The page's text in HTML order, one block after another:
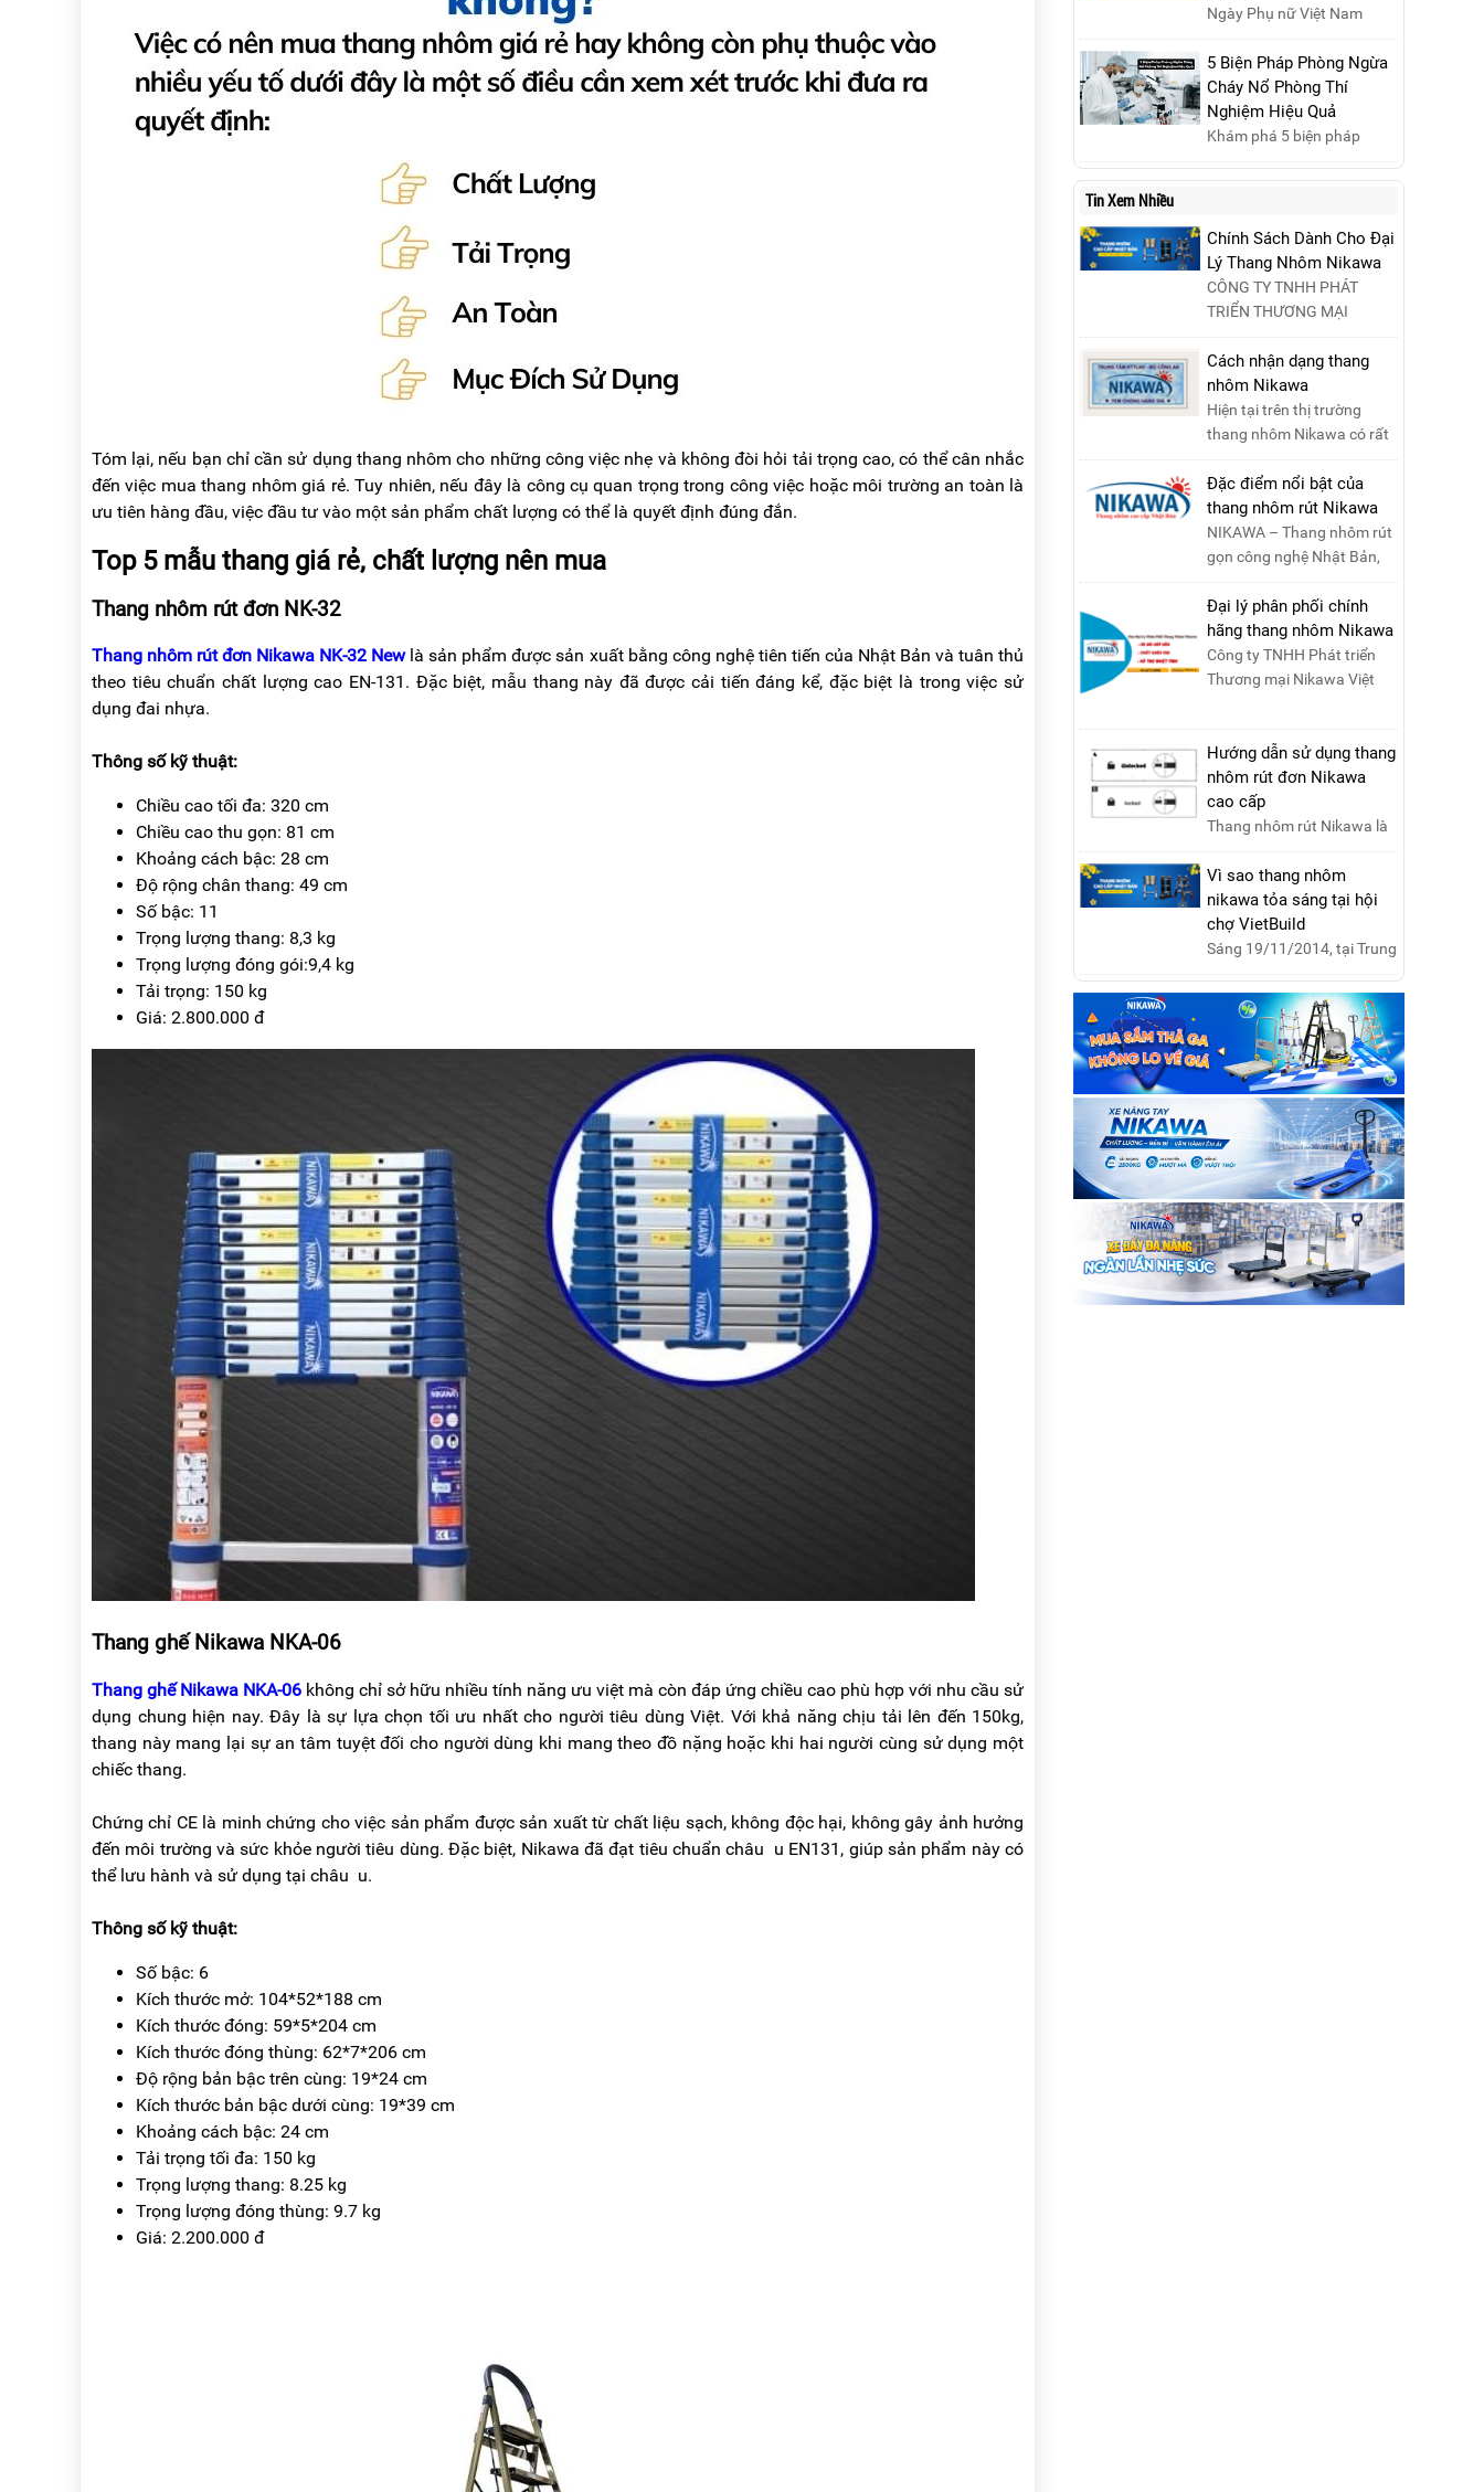
Tóm lại, nếu bạn chỉ cần sử dụng thang nhôm cho những công việc nhẹ và không đòi hỏi tải trọng cao, có thể cân nhắc
đến việc mua thang nhôm giá rẻ. Tuy nhiên, nếu đây là công cụ quan trọng trong công việc hoặc môi trường an toàn là
ưu tiên hàng đầu, việc đầu tư vào một sản phẩm chất lượng có thể là quyết định đúng đắn.
Top 5 mẫu thang giá rẻ, chất lượng nên mua
Thang nhôm rút đơn NK-32
Thang nhôm rút đơn Nikawa NK-32 Newlà sản phẩm được sản xuất bằng công nghệ tiên tiến của Nhật Bản và tuân thủ
theo tiêu chuẩn chất lượng cao EN-131. Đặc biệt, mẫu thang này đã được cải tiến đáng kể, đặc biệt là trong việc sử
dụng đai nhựa.
Thông số kỹ thuật:
Chiều cao tối đa: 320 cm
Chiều cao thu gọn: 81 cm
Khoảng cách bậc: 28 cm
Độ rộng chân thang: 49 cm
Số bậc: 11
Trọng lượng thang: 8,3 kg
Trọng lượng đóng gói:9,4 kg
Tải trọng: 150 kg
Giá: 2.800.000 đ
Thang ghế Nikawa NKA-06
Thang ghế Nikawa NKA-06 không chỉ sở hữu nhiều tính năng ưu việt mà còn đáp ứng chiều cao phù hợp với nhu cầu sử
dụng chung hiện nay. Đây là sự lựa chọn tối ưu nhất cho người tiêu dùng Việt. Với khả năng chịu tải lên đến 150kg,
thang này mang lại sự an tâm tuyệt đối cho người dùng khi mang theo đồ nặng hoặc khi hai người cùng sử dụng một
chiếc thang.
Chứng chỉ CE là minh chứng cho việc sản phẩm được sản xuất từ chất liệu sạch, không độc hại, không gây ảnh hưởng
đến môi trường và sức khỏe người tiêu dùng. Đặc biệt, Nikawa đã đạt tiêu chuẩn châu u EN131, giúp sản phẩm này có
thể lưu hành và sử dụng tại châu u.
Thông số kỹ thuật:
Số bậc: 6
Kích thước mở: 104*52*188 cm
Kích thước đóng: 59*5*204 cm
Kích thước đóng thùng: 62*7*206 cm
Độ rộng bản bậc trên cùng: 19*24 cm
Kích thước bản bậc dưới cùng: 19*39 cm
Khoảng cách bậc: 24 cm
Tải trọng tối đa: 150 kg
Trọng lượng thang: 8.25 kg
Trọng lượng đóng thùng: 9.7 kg
Giá: 2.200.000 đ
Mega Live, bạn sẽ nhận
sau:Thời gian nghỉ lễ: Thứ
Hai, ngày 07/04/2025,
nhằm ngày Giỗ Tổ Hùng
Vương – dịp để tưởng nhớ
công ơn dựng nước của các
Vua Hùng....
Ngày Phụ nữ Việt Nam
20/10 là dịp đặc biệt để tôn
vinh những cống hiến và hy
sinh của phụ nữ trong gia
đình và xã hội. Khởi nguồn
từ sự ra đời của Hội Phụ nữ
phản đế Việt Nam vào năm
1930, ngày này không chỉ
của phụ nữ ...
5 Biện Pháp Phòng Ngừa
Cháy Nổ Phòng Thí
Nghiệm Hiệu Quả
Khám phá 5 biện pháp
phòng ngừa cháy nổ phòng
thí nghiệm hiệu quả, giúp
viên, thiết bị và tài sản,
giảm thiểu nguy cơ cháy nổ
phòng thí nghiệm.
Tin Xem Nhiều
Chính Sách Dành Cho Đại
Lý Thang Nhôm Nikawa
CÔNG TY TNHH PHÁT
TRIỂN THƯƠNG MẠI
NIKAWA VIỆT NAM –
Nikawa Miền Bắc: Số 19,
Đường Trung ....
Cách nhận dạng thang
nhôm Nikawa
Hiện tại trên thị trường
thang nhôm Nikawa có rất
nhiều loại thang kém chất
lượng, lấy thương h....
Đặc điểm nổi bật của
thang nhôm rút Nikawa
NIKAWA – Thang nhôm rút
gọn công nghệ Nhật Bản,
đạt tiêu chuẩn Châu Âu,
đảm bảo sự an toàn tuy....
Đại lý phân phối chính
hãng thang nhôm Nikawa
Công ty TNHH Phát triển
Thương mại Nikawa Việt
độc quyền sản phẩm
thang....
Hướng dẫn sử dụng thang
nhôm rút đơn Nikawa
cao cấp
Thang nhôm rút Nikawa là
sản phẩm của tập đoàn
Nikawa CORP Nhật Bản với
các tính năng an toàn, ....
Vì sao thang nhôm
nikawa tỏa sáng tại hội
chợ VietBuild
Sáng 19/11/2014, tại Trung
tâm Hội chợ Triển lãm Việt
Nam, Hà Nội, đã diễn ra lễ
khai mạc “Triể....